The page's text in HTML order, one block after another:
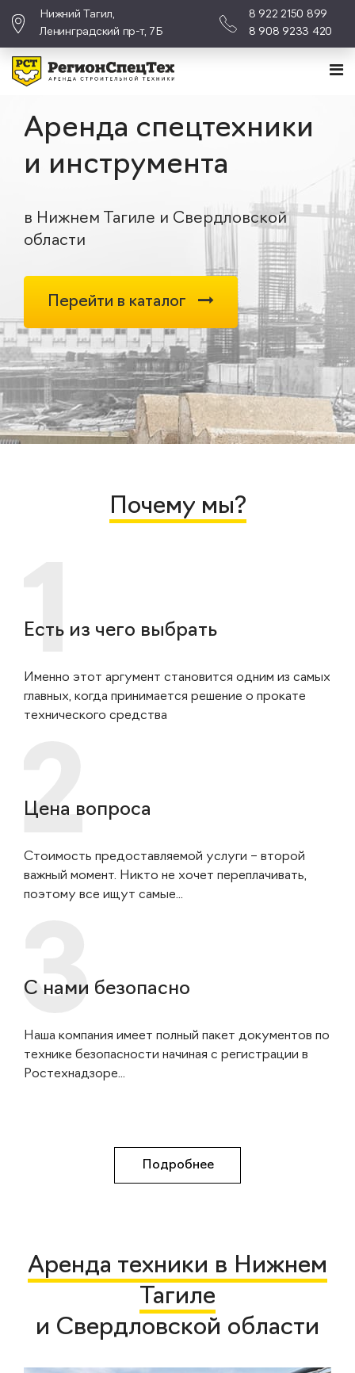
Нижний Тагил,
Ленинградский пр-т, 7Б
8 922 2150 899
8 908 9233 420
Аренда спецтехники
и инструмента
в Нижнем Тагиле и Свердловской
области
Перейти в каталог
Почему мы?
Есть из чего выбрать
Именно этот аргумент становится одним из самых
главных, когда принимается решение о прокате
технического средства
Цена вопроса
Стоимость предоставляемой услуги – второй
важный момент. Никто не хочет переплачивать,
поэтому все ищут самые...
С нами безопасно
Наша компания имеет полный пакет документов по
технике безопасности начиная с регистрации в
Ростехнадзоре...
Подробнее
Аренда техники в Нижнем
Тагиле
и Свердловской области